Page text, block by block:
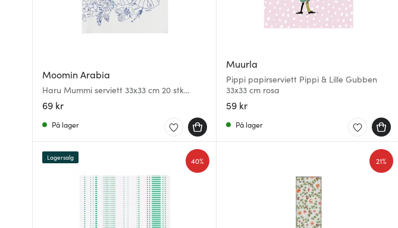
Moomin Arabia
Haru Mummi serviett 33x33 cm 20 stk
hvit/blå
69 kr
På lager
Muurla
Pippi papirserviett Pippi & Lille Gubben
33x33 cm rosa
59 kr
På lager
40%
Lagersalg 21%